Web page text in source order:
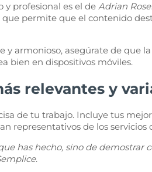
y profesional es el deAdrian
permite que el contenido
y armonioso, asegúrate de que
bien en dispositivos móviles.
relevantes y
de tu trabajo. Incluye tus
representativos de los
has hecho, sino de
.